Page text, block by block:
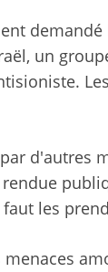
, un
d'autres
les